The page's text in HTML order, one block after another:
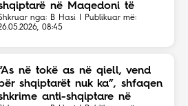
në Maqedoni të
nga: B Hasi | Publikuar më:
08:45
në tokë as në qiell, vend
shqiptarët nuk ka”, shfaqen
anti-shqiptare në